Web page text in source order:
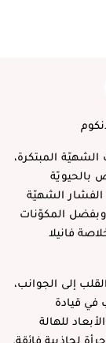
المبتكرة،
بالحيويّة
الشهيّة
المكوّنات
فانيلا
إلى الجوانب،
في قيادة
للهالة